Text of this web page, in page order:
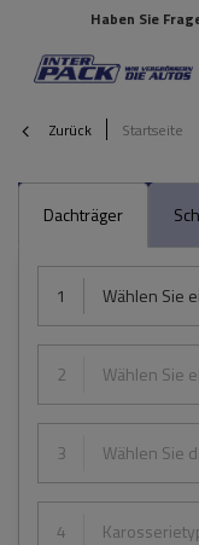
Haben Sie
Zurück Startseite
Dachträger
1 Wählen Sie
2 Wählen Sie
3 Wählen Sie
4